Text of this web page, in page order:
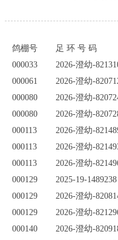
鸽棚号 足 环 号 码
000033
2026-澄幼-
000061
2026-澄幼-
000080
2026-澄幼-
000080
2026-澄幼-
000113
2026-澄幼-
000113
2026-澄幼-
000113
2026-澄幼-
000129
2025-19-1489238
000129
2026-澄幼-
000129
2026-澄幼-
000140
2026-澄幼-